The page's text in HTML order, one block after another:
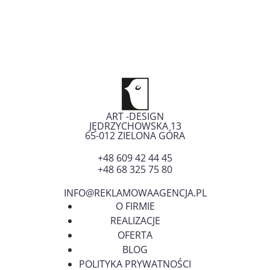
ART -DESIGN
JĘDRZYCHOWSKA 13
65-012ZIELONA GÓRA
+48 609 42 44 45
+48 68 325 75 80
INFO@REKLAMOWAAGENCJA.PL
O FIRMIE
REALIZACJE
OFERTA
BLOG
POLITYKA PRYWATNOŚCI